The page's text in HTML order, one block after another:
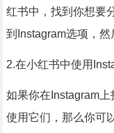
红书中，找到你想要
到Instagram选项，然
2.在小红书中使用
如果你在Instagram
使用它们，那么你可